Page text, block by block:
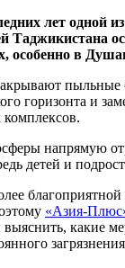
лет одной
Таджикистана
особенно в
пыльные
горизонта и
напрямую
детей и
выяснить, какие